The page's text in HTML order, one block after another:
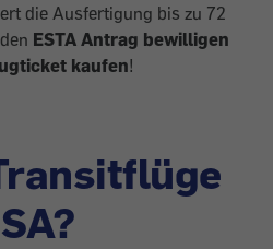
die Ausfertigung bis zu 72
ESTA Antrag bewilligen
kaufen!